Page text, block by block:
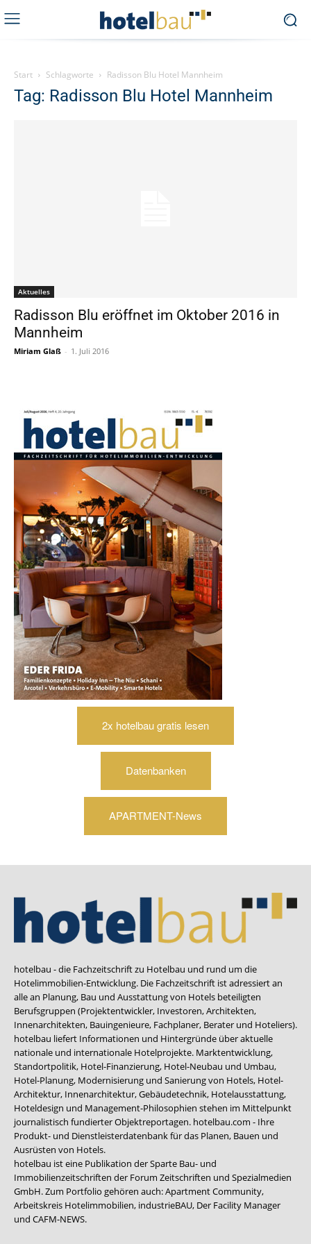
Start Schlagworte Radisson Blu Hotel Mannheim
Tag: Radisson Blu Hotel Mannheim
Aktuelles
Radisson Blu eröffnet im Oktober 2016 in
Mannheim
Miriam Glaß - 1. Juli 2016
2x hotelbau gratis lesen
Datenbanken
APARTMENT-News
hotelbau - die Fachzeitschrift zu Hotelbau und rund um die
Hotelimmobilien-Entwicklung. Die Fachzeitschrift ist adressiert an
alle an Planung, Bau und Ausstattung von Hotels beteiligten
Berufsgruppen (Projektentwickler, Investoren, Architekten,
Innenarchitekten, Bauingenieure, Fachplaner, Berater und Hoteliers).
hotelbau liefert Informationen und Hintergründe über aktuelle
nationale und internationale Hotelprojekte. Marktentwicklung,
Standortpolitik, Hotel-Finanzierung, Hotel-Neubau und Umbau,
Hotel-Planung, Modernisierung und Sanierung von Hotels, Hotel-
Architektur, Innenarchitektur, Gebäudetechnik, Hotelausstattung,
Hoteldesign und Management-Philosophien stehen im Mittelpunkt
journalistisch fundierter Objektreportagen. hotelbau.com - Ihre
Produkt- und Dienstleisterdatenbank für das Planen, Bauen und
Ausrüsten von Hotels.
hotelbau ist eine Publikation der Sparte Bau- und
Immobilienzeitschriften der Forum Zeitschriften und Spezialmedien
GmbH. Zum Portfolio gehören auch:Apartment Community,
Arbeitskreis Hotelimmobilien, industrieBAU, Der Facility Manager
und CAFM-NEWS.